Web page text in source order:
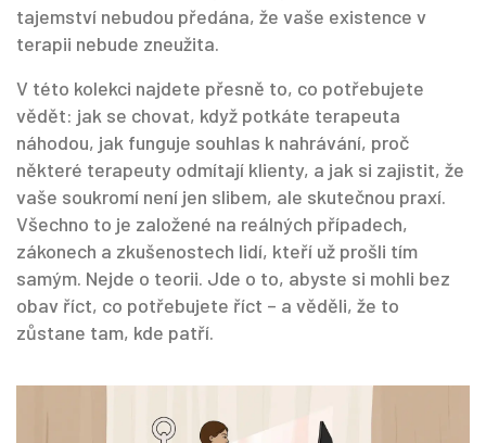
tajemství nebudou předána, že vaše existence v
terapii nebude zneužita.
V této kolekci najdete přesně to, co potřebujete
vědět: jak se chovat, když potkáte terapeuta
náhodou, jak funguje souhlas k nahrávání, proč
některé terapeuty odmítají klienty, a jak si zajistit, že
vaše soukromí není jen slibem, ale skutečnou praxí.
Všechno to je založené na reálných případech,
zákonech a zkušenostech lidí, kteří už prošli tím
samým. Nejde o teorii. Jde o to, abyste si mohli bez
obav říct, co potřebujete říct – a věděli, že to
zůstane tam, kde patří.